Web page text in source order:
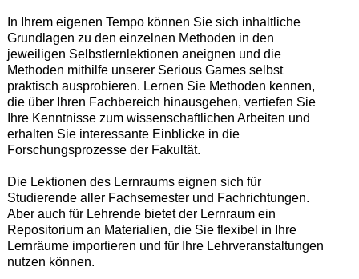
In Ihrem eigenen Tempo können Sie sich inhaltliche
Grundlagen zu den einzelnen Methoden in den
jeweiligen Selbstlernlektionen aneignen und die
Methoden mithilfe unserer Serious Games selbst
praktisch ausprobieren. Lernen Sie Methoden kennen,
die über Ihren Fachbereich hinausgehen, vertiefen Sie
Ihre Kenntnisse zum wissenschaftlichen Arbeiten und
erhalten Sie interessante Einblicke in die
Forschungsprozesse der Fakultät.
Die Lektionen des Lernraums eignen sich für
Studierende aller Fachsemester und Fachrichtungen.
Aber auch für Lehrende bietet der Lernraum ein
Repositorium an Materialien, die Sie flexibel in Ihre
Lernräume importieren und für Ihre Lehrveranstaltungen
nutzen können.